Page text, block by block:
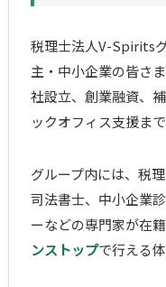
税理士法人V-Spirits
主・中小企業の皆さ
社設立、創業融資、
ックオフィス支援ま
グループ内には、税
司法書士、中小企業
ーなどの専門家が在
ンストップで行える